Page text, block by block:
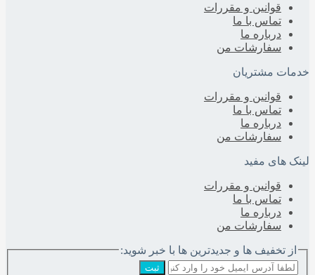
قوانین و مقررات
تماس با ما
درباره‌ ما
سفارشات من
خدمات مشتریان
قوانین و مقررات
تماس با ما
درباره‌ ما
سفارشات من
لینک های مفید
قوانین و مقررات
تماس با ما
درباره‌ ما
سفارشات من
از تخفیف ها و جدیدترین ها با خبر شوید:
ثبت